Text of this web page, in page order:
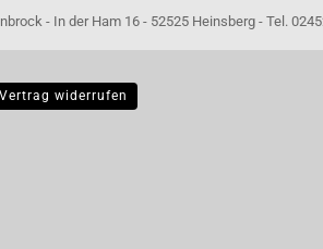
16 - 52525 Heinsberg - Tel. 02452/
Vertrag widerrufen